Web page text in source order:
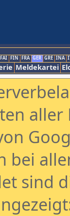
FAI FIN FRA GER GRE INA
Meldekartei
aller
bei
sind